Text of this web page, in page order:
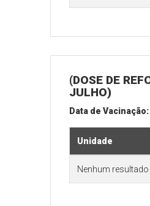
(DOSE DE
JULHO)
Data de Vacinação:
Unidade
Nenhum